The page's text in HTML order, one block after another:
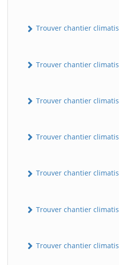
Trouver chantier
Trouver chantier
Trouver chantier
Trouver chantier
Trouver chantier
Trouver chantier
Trouver chantier